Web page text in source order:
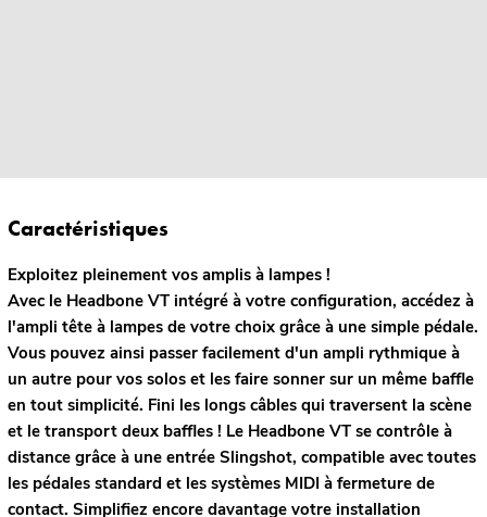
Caractéristiques
Exploitez pleinement vos amplis à lampes !
Avec le Headbone VT intégré à votre configuration, accédez à
l'ampli tête à lampes de votre choix grâce à une simple pédale.
Vous pouvez ainsi passer facilement d'un ampli rythmique à
un autre pour vos solos et les faire sonner sur un même baffle
en tout simplicité. Fini les longs câbles qui traversent la scène
et le transport deux baffles ! Le Headbone VT se contrôle à
distance grâce à une entrée Slingshot, compatible avec toutes
les pédales standard et les systèmes MIDI à fermeture de
contact. Simplifiez encore davantage votre installation